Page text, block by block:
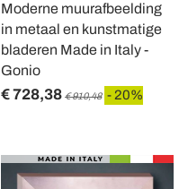
Moderne muurafbeelding
in metaal en kunstmatige
bladeren Made in Italy -
Gonio
€ 728,38 € 910,48 - 20%